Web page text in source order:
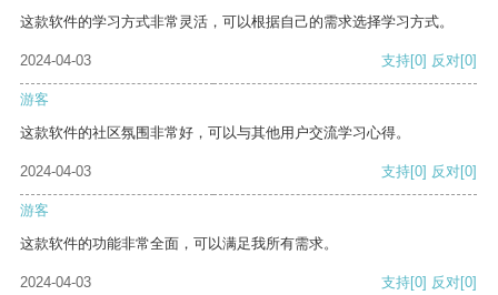
这款软件的学习方式非常灵活，可以根据自己的需求选择学习方式。
2024-04-03 支持[0] 反对[0]
游客
这款软件的社区氛围非常好，可以与其他用户交流学习心得。
2024-04-03 支持[0] 反对[0]
游客
这款软件的功能非常全面，可以满足我所有需求。
2024-04-03 支持[0] 反对[0]